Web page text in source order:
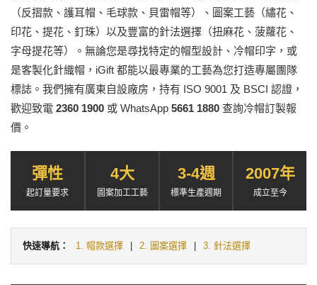
（反摺款、護耳帽、毛球款、貝雷帽等）、圖案工藝（繡花、
印花、提花、釘珠）以及豐富的針法選擇（扭麻花、菠蘿花、
字母提花等）。無論您是尋找特定的帽型設計、冷帽印字，或
是客製化針織帽，iGift 都能以最專業的工藝為您打造專屬團隊
標誌。我們擁有廣東自設廠房，持有 ISO 9001 及 BSCI 認證，
歡迎致電 2360 1900 或 WhatsApp 5661 1880 查詢冷帽訂製報
價。
彈性
起訂量要求
4大
圖案加工工藝
3-4週
標準生產週期
2007年
成立至今
快速導航： 1. 帽款選擇 2. 圖案選擇 3. 針法選擇